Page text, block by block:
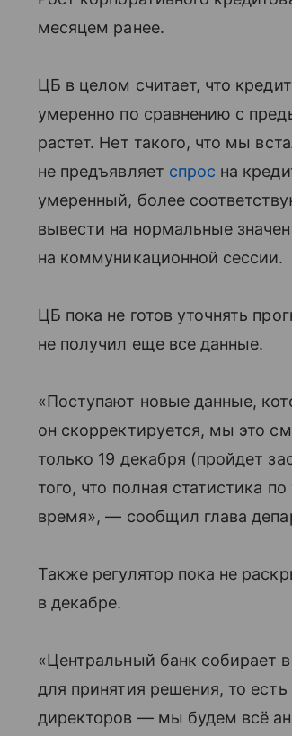
месяцем ранее.
ЦБ в целом считает, что
умеренно по сравнению с
растет. Нет такого, что мы
не предъявляет спрос на
умеренный, более
вывести на нормальные
на коммуникационной сессии.
ЦБ пока не готов уточнять
не получил еще все данные.
«Поступают новые данные,
он скорректируется, мы это
только 19 декабря (пройдет
того, что полная статистика
время», — сообщил глава
Также регулятор пока не
в декабре.
«Центральный банк собирает
для принятия решения, то
директоров — мы будем всё